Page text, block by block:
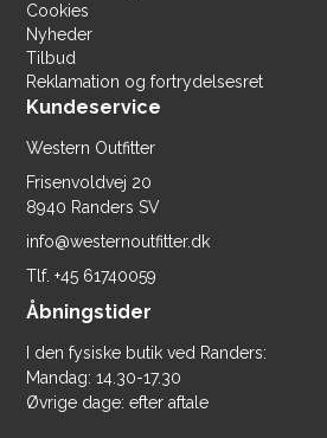
Cookies
Nyheder
Tilbud
Reklamation og fortrydelsesret
Kundeservice
Western Outfitter
Frisenvoldvej 20
8940 Randers SV
info@westernoutfitter.dk
Tlf.+45 61740059
Åbningstider
I den fysiske butik ved Randers:
Mandag: 14.30-17.30
Øvrige dage: efter aftale